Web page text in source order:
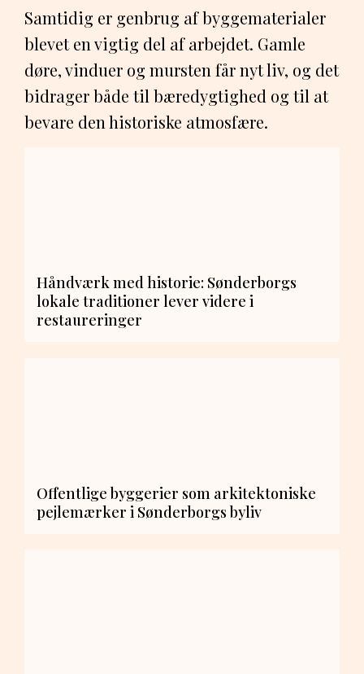
Samtidig er genbrug af byggematerialer
blevet en vigtig del af arbejdet. Gamle
døre, vinduer og mursten får nyt liv, og det
bidrager både til bæredygtighed og til at
bevare den historiske atmosfære.
Håndværk med historie: Sønderborgs
lokale traditioner lever videre i
restaureringer
Offentlige byggerier som arkitektoniske
pejlemærker i Sønderborgs byliv